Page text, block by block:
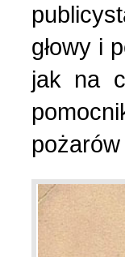
głowy i
jak na